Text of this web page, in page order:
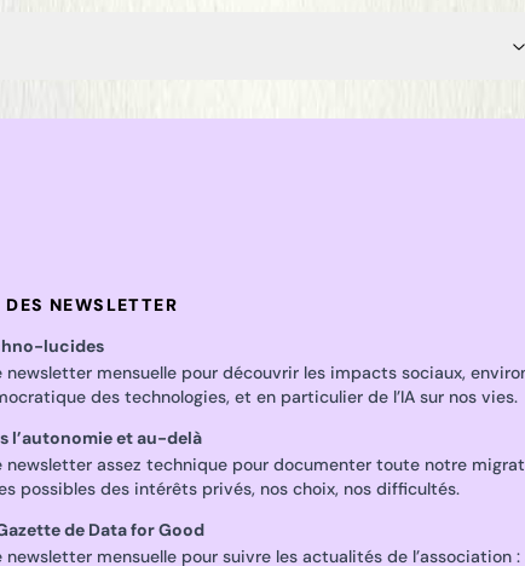
NEWSLETTER
lucides
newsletter mensuelle pour découvrir les impacts sociaux,
des technologies, et en particulier de l’IA sur nos vies.
l’autonomie et au-delà
newsletter assez technique pour documenter toute notre
possibles des intérêts privés, nos choix, nos difficultés.
de Data for Good
newsletter mensuelle pour suivre les actualités de l’association